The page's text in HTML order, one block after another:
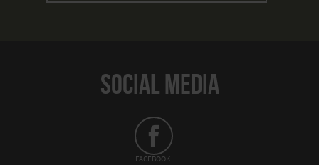
SOCIAL MEDIA
FACEBOOK